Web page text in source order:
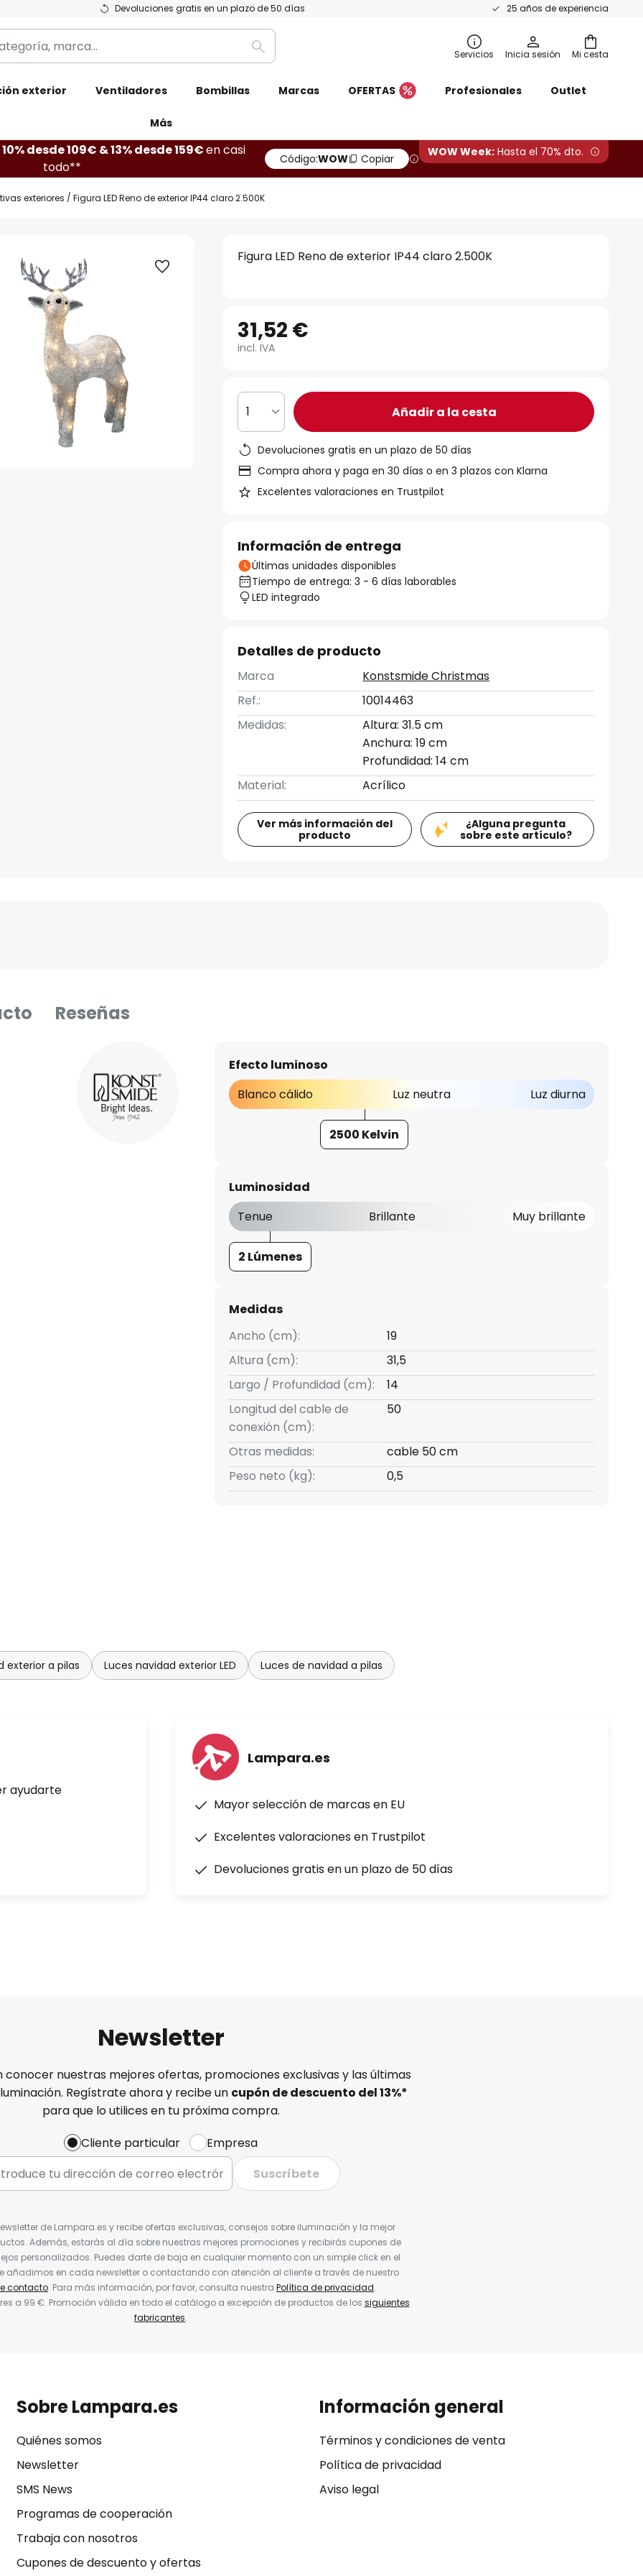
Devoluciones gratis en un plazo de 50 días 25 años de experiencia
Mi cesta
Buscar Servicios Inicia sesión
exterior Ventiladores Bombillas Marcas OFERTAS Profesionales Outlet
Más
10% desde 109€ & 13% desde 159€en casi
todo**
Código:WOW Copiar WOW Week: Hasta el 70% dto.
exteriores Figura LED Reno de exterior IP44 claro 2.500K
Figura LED Reno de exterior IP44 claro 2.500K
31,52 €
incl. IVA
1 Añadir a la cesta
Devoluciones gratis en un plazo de 50 días
Compra ahora y paga en 30 días o en 3 plazos con Klarna
Excelentes valoraciones en Trustpilot
Información de entrega
Últimas unidades disponibles
Tiempo de entrega: 3 - 6 días laborables
LED integrado
Detalles de producto
Marca
Konstsmide Christmas
Ref.:
10014463
Medidas:
Altura: 31.5 cm
Anchura: 19 cm
Profundidad: 14 cm
Material:
Acrílico
Ver más información del
producto
¿Alguna pregunta
sobre este artículo?
Reseñas
Efecto luminoso
Blanco cálido
Luz neutra Luz diurna
2500 Kelvin
Luminosidad
Tenue
Brillante Muy brillante
2 Lúmenes
Medidas
Ancho (cm):
19
Altura (cm):
31,5
Largo / Profundidad (cm):
14
Longitud del cable de
conexión (cm):
50
Otras medidas:
cable 50 cm
Peso neto (kg):
0,5
exterior a pilas Luces navidad exterior LED Luces de navidad a pilas
ayudarte
Lampara.es
Mayor selección de marcas en EU
Excelentes valoraciones en Trustpilot
Devoluciones gratis en un plazo de 50 días
Newsletter
conocer nuestras mejores ofertas, promociones exclusivas y las últimas
Regístrate ahora y recibe un cupón de descuento del13%*
para que lo utilices en tu próxima compra.
Cliente particular
Empresa
Suscríbete
de Lampara.es y recibe ofertas exclusivas, consejos sobre iluminación y la mejor
Además, estarás al día sobre nuestras mejores promociones y recibirás cupones de
personalizados. Puedes darte de baja en cualquier momento con un simple click en el
añadimos en cada newsletter o contactando con atención al cliente a través de nuestro
contacto. Para más información, por favor, consulta nuestra Política de privacidad.
a 99 €. Promoción válida en todo el catálogo a excepción de productos de los siguientes
fabricantes.
Sobre Lampara.es
Quiénes somos
Newsletter
SMS News
Programas de cooperación
Trabaja con nosotros
Cupones de descuento y ofertas
Información general
Términos y condiciones de venta
Política de privacidad
Aviso legal